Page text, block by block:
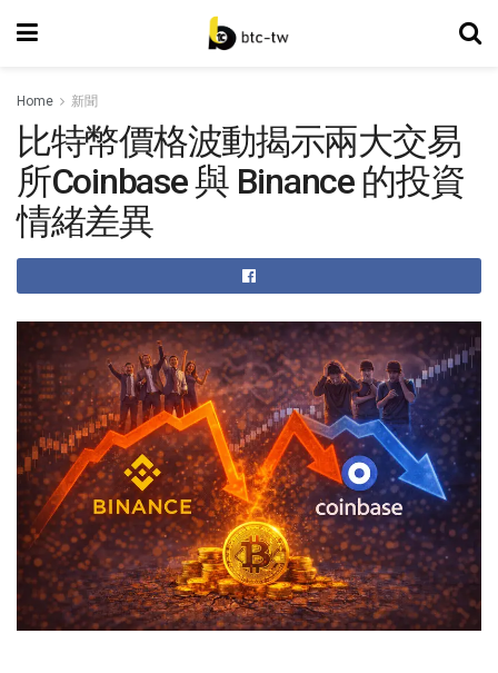
Home 新聞
比特幣價格波動揭示兩大交易
所Coinbase 與 Binance 的投資
情緒差異